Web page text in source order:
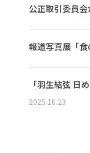
公正取引委員
報道写真展「
「羽生結弦 日
2025.10.23